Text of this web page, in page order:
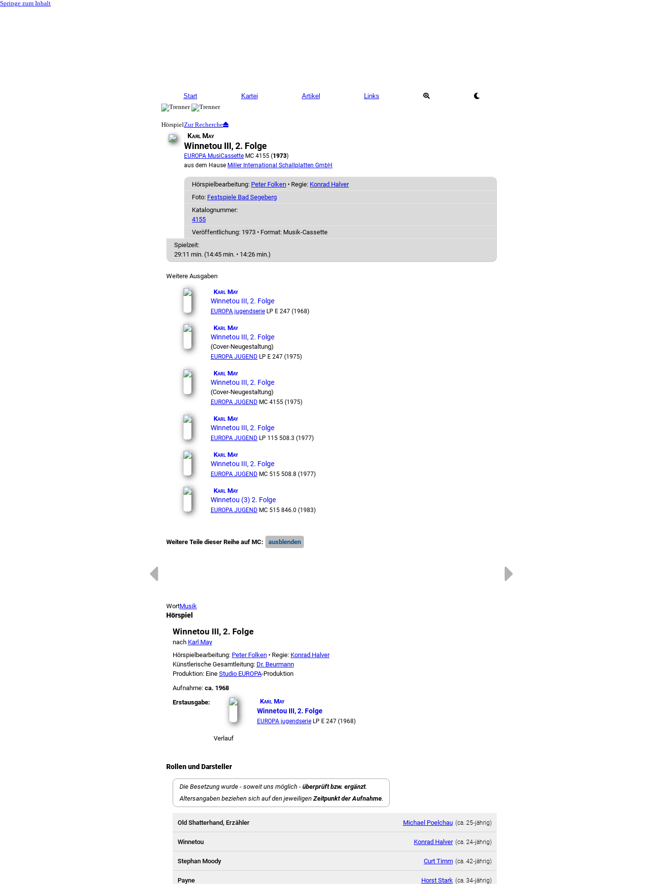
Springe zum Inhalt
Start Kartei Artikel Links
HörspielZur Recherche
Karl May
Winnetou III, 2. Folge
EUROPA MusiCassette MC 4155 (1973)
aus dem Hause Miller International Schallplatten GmbH
Hörspielbearbeitung: Peter Folken • Regie: Konrad Halver
Foto: Festspiele Bad Segeberg
Katalognummer:
4155
Veröffentlichung: 1973 • Format: Musik-Cassette
Spielzeit:
29:11 min. (14:45 min. • 14:26 min.)
Weitere Ausgaben
Karl May
Winnetou III, 2. Folge
EUROPA jugendserie LP E 247 (1968)
Karl May
Winnetou III, 2. Folge
(Cover-Neugestaltung)
EUROPA JUGEND LP E 247 (1975)
Karl May
Winnetou III, 2. Folge
(Cover-Neugestaltung)
EUROPA JUGEND MC 4155 (1975)
Karl May
Winnetou III, 2. Folge
EUROPA JUGEND LP 115 508.3 (1977)
Karl May
Winnetou III, 2. Folge
EUROPA JUGEND MC 515 508.8 (1977)
Karl May
Winnetou (3) 2. Folge
EUROPA JUGEND MC 515 846.0 (1983)
Weitere Teile dieser Reihe auf MC:
WortMusik
Hörspiel
Winnetou III, 2. Folge
nach Karl May
Hörspielbearbeitung: Peter Folken• Regie: Konrad Halver
Künstlerische Gesamtleitung: Dr. Beurmann
Produktion: Eine Studio EUROPA-Produktion
Aufnahme: ca. 1968
Erstausgabe:
Karl May
Winnetou III, 2. Folge
EUROPA jugendserieLP E 247 (1968)
Verlauf
Rollen und Darsteller
Die Besetzung wurde - soweit uns möglich - überprüft bzw. ergänzt.
Altersangaben beziehen sich auf den jeweiligenZeitpunkt der Aufnahme.
Old Shatterhand, Erzähler Michael Poelchau (ca. 25‑jährig)
Winnetou Konrad Halver (ca. 24‑jährig)
Stephan Moody Curt Timm (ca. 42‑jährig)
Payne Horst Stark (ca. 34‑jährig)